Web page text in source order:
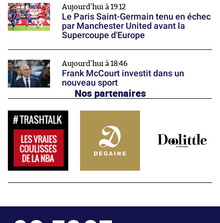
Aujourd'hui à 19:12
Le Paris Saint-Germain tenu en échec
par Manchester United avant la
Supercoupe d'Europe
Aujourd'hui à 18:46
Frank McCourt investit dans un
nouveau sport
Nos partenaires